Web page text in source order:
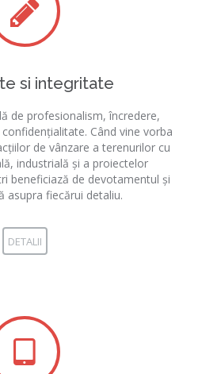
si integritate
de profesionalism, încredere,
Când vine vorba
de vânzare a terenurilor cu
industrială și a proiectelor
beneficiază de devotamentul și
asupra fiecărui detaliu.
DETALII